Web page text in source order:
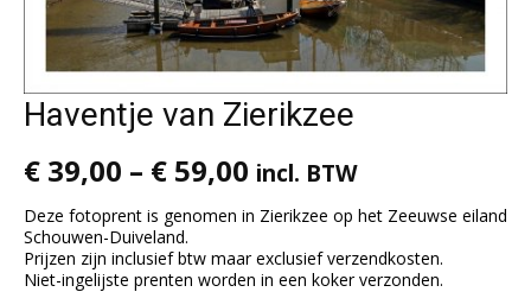
Haventje van Zierikzee
€ 39,00 – € 59,00 incl. BTW
Deze fotoprent is genomen in Zierikzee op het Zeeuwse eiland
Schouwen-Duiveland.
Prijzen zijn inclusief btw maar exclusief verzendkosten.
Niet-ingelijste prenten worden in een koker verzonden.